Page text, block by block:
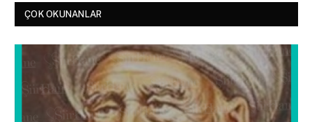
ÇOK OKUNANLAR